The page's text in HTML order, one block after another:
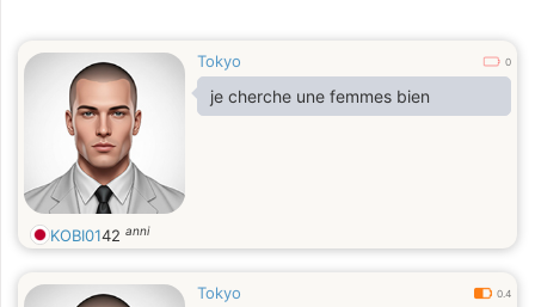
Tokyo 0
je cherche une femmes bien
KOBI0142 anni
Tokyo 0.4